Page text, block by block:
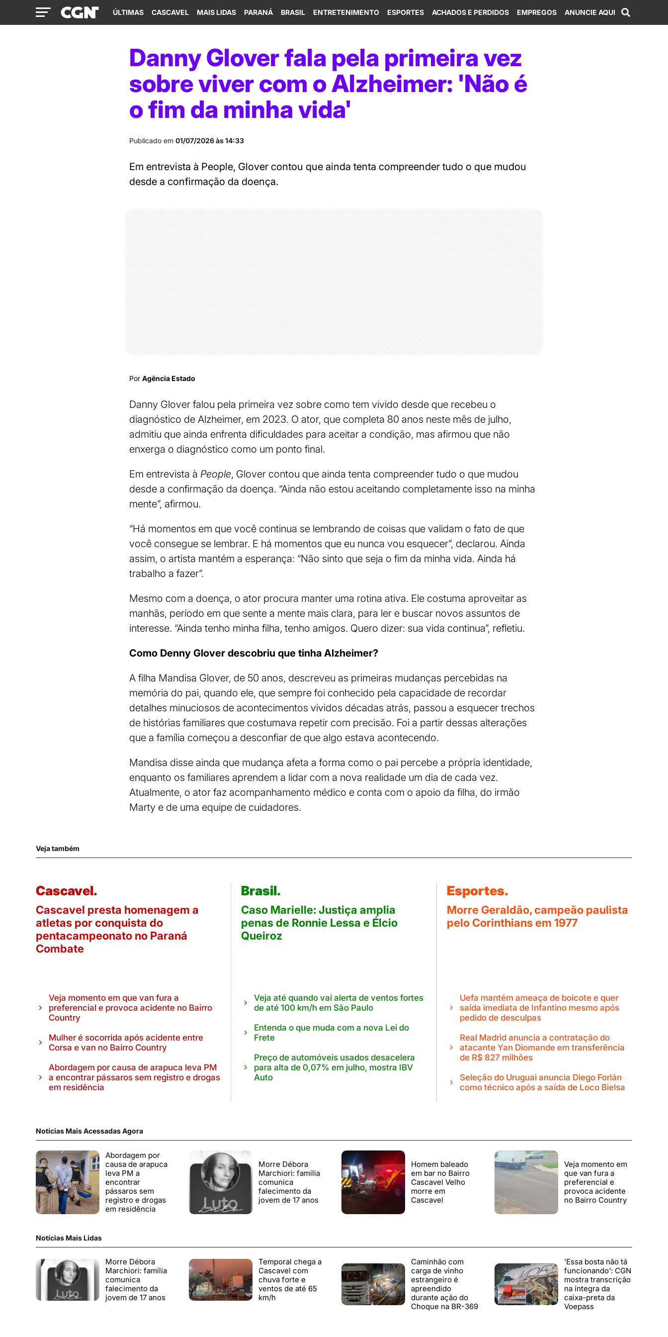
ÚLTIMAS CASCAVEL MAIS LIDAS PARANÁ BRASIL ENTRETENIMENTO ESPORTES ACHADOS E PERDIDOS EMPREGOS ANUNCIE AQUI
Danny Glover fala pela primeira vez
sobre viver com o Alzheimer: 'Não é
o fim da minha vida'
Publicado em 01/07/2026 às 14:33
Em entrevista à People, Glover contou que ainda tenta compreender tudo o que mudou
desde a confirmação da doença.
Por Agência Estado
Danny Glover falou pela primeira vez sobre como tem vivido desde que recebeu o
diagnóstico de Alzheimer, em 2023. O ator, que completa 80 anos neste mês de julho,
admitiu que ainda enfrenta dificuldades para aceitar a condição, mas afirmou que não
enxerga o diagnóstico como um ponto final.
Em entrevista à People, Glover contou que ainda tenta compreender tudo o que mudou
desde a confirmação da doença. “Ainda não estou aceitando completamente isso na minha
mente”, afirmou.
“Há momentos em que você continua se lembrando de coisas que validam o fato de que
você consegue se lembrar. E há momentos que eu nunca vou esquecer”, declarou. Ainda
assim, o artista mantém a esperança: “Não sinto que seja o fim da minha vida. Ainda há
trabalho a fazer”.
Mesmo com a doença, o ator procura manter uma rotina ativa. Ele costuma aproveitar as
manhãs, período em que sente a mente mais clara, para ler e buscar novos assuntos de
interesse. “Ainda tenho minha filha, tenho amigos. Quero dizer: sua vida continua”, refletiu.
Como Denny Glover descobriu que tinha Alzheimer?
A filha Mandisa Glover, de 50 anos, descreveu as primeiras mudanças percebidas na
memória do pai, quando ele, que sempre foi conhecido pela capacidade de recordar
detalhes minuciosos de acontecimentos vividos décadas atrás, passou a esquecer trechos
de histórias familiares que costumava repetir com precisão. Foi a partir dessas alterações
que a família começou a desconfiar de que algo estava acontecendo.
Mandisa disse ainda que mudança afeta a forma como o pai percebe a própria identidade,
enquanto os familiares aprendem a lidar com a nova realidade um dia de cada vez.
Atualmente, o ator faz acompanhamento médico e conta com o apoio da filha, do irmão
Marty e de uma equipe de cuidadores.
Veja também
Cascavel.
Cascavel presta homenagem a
atletas por conquista do
pentacampeonato no Paraná
Combate
Veja momento em que van fura a
preferencial e provoca acidente no Bairro
Country
Mulher é socorrida após acidente entre
Corsa e van no Bairro Country
Abordagem por causa de arapuca leva PM
a encontrar pássaros sem registro e drogas
em residência
Brasil.
Caso Marielle: Justiça amplia
penas de Ronnie Lessa e Élcio
Queiroz
Veja até quando vai alerta de ventos fortes
de até 100 km/h em São Paulo
Entenda o que muda com a nova Lei do
Frete
Preço de automóveis usados desacelera
para alta de 0,07% em julho, mostra IBV
Auto
Esportes.
Morre Geraldão, campeão paulista
pelo Corinthians em 1977
Uefa mantém ameaça de boicote e quer
saída imediata de Infantino mesmo após
pedido de desculpas
Real Madrid anuncia a contratação do
atacante Yan Diomande em transferência
de R$ 827 milhões
Seleção do Uruguai anuncia Diego Forlán
como técnico após a saída de Loco Bielsa
Notícias Mais Acessadas Agora
Abordagem por
causa de arapuca
leva PM a
encontrar
pássaros sem
registro e drogas
em residência
Morre Débora
Marchiori: família
comunica
falecimento da
jovem de 17 anos
Homem baleado
em bar no Bairro
Cascavel Velho
morre em
Cascavel
Veja momento em
que van fura a
preferencial e
provoca acidente
no Bairro Country
Notícias Mais Lidas
Morre Débora
Marchiori: família
comunica
falecimento da
jovem de 17 anos
Temporal chega a
Cascavel com
chuva forte e
ventos de até 65
km/h
Caminhão com
carga de vinho
estrangeiro é
apreendido
durante ação do
Choque na BR-369
'Essa bosta não tá
funcionando': CGN
mostra transcrição
na íntegra da
caixa-preta da
Voepass